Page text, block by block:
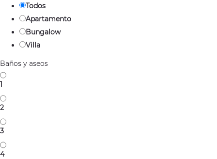
Todos
Apartamento
Bungalow
Villa
Baños y aseos
1
2
3
4